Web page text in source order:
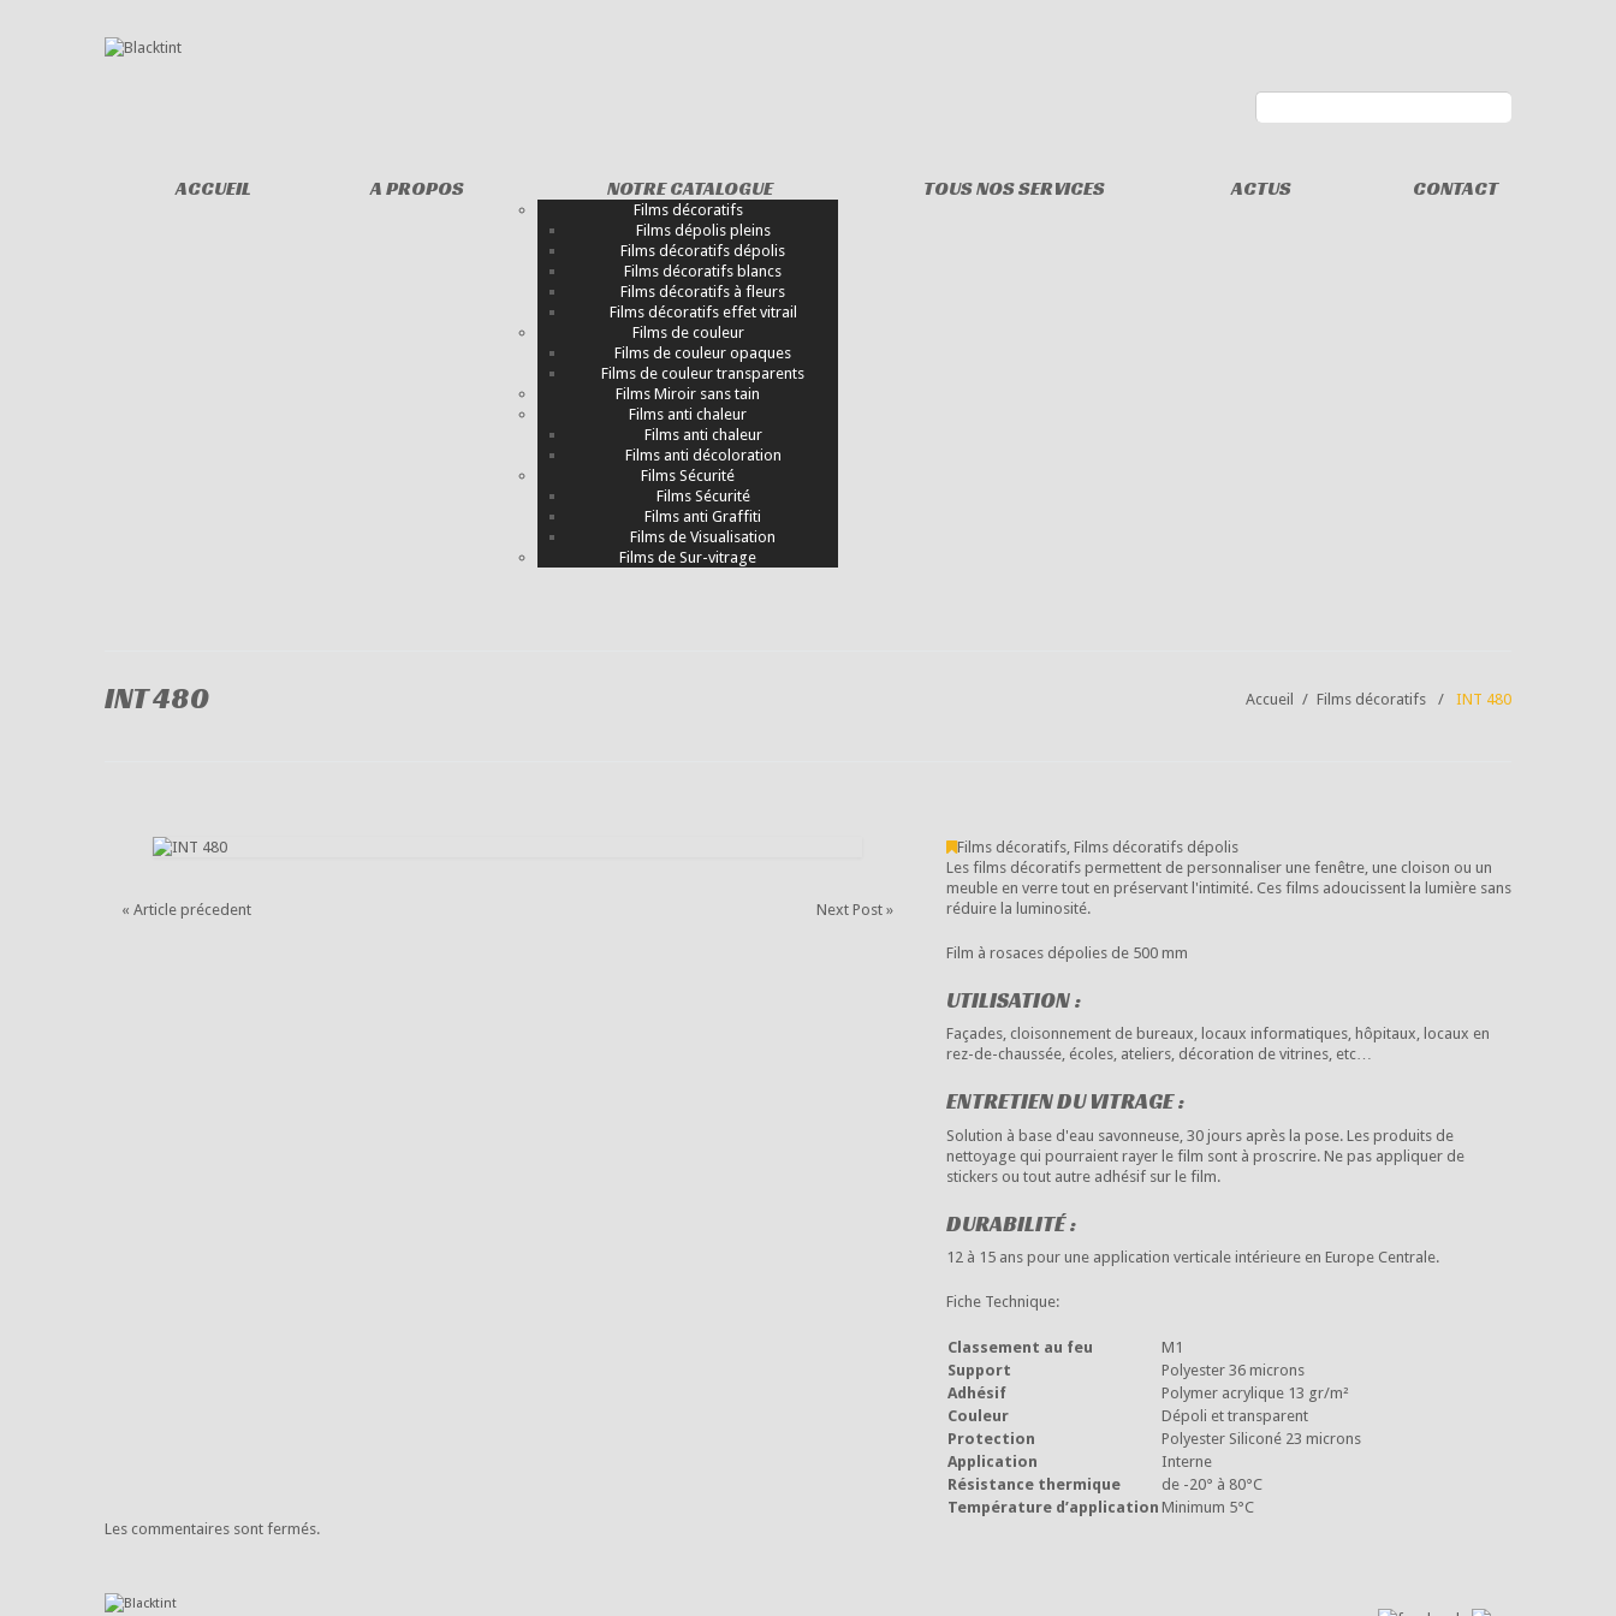
ACCUEIL A PROPOS NOTRE CATALOGUE
Films décoratifs
Films dépolis pleins
Films décoratifs dépolis
Films décoratifs blancs
Films décoratifs à fleurs
Films décoratifs effet vitrail
Films de couleur
Films de couleur opaques
Films de couleur transparents
Films Miroir sans tain
Films anti chaleur
Films anti chaleur
Films anti décoloration
Films Sécurité
Films Sécurité
Films anti Graffiti
Films de Visualisation
Films de Sur-vitrage
TOUS NOS SERVICES ACTUS CONTACT
INT 480 Accueil Films décoratifs INT 480
« Article précedent Next Post »
Films décoratifs Films décoratifs dépolis
Les films décoratifs permettent de personnaliser une fenêtre, une cloison ou un
meuble en verre tout en préservant l'intimité. Ces films adoucissent la lumière sans
réduire la luminosité.
Film à rosaces dépolies de 500 mm
UTILISATION :
Façades, cloisonnement de bureaux, locaux informatiques, hôpitaux, locaux en
rez-de-chaussée, écoles, ateliers, décoration de vitrines, etc…
ENTRETIEN DU VITRAGE :
Solution à base d'eau savonneuse, 30 jours après la pose. Les produits de
nettoyage qui pourraient rayer le film sont à proscrire. Ne pas appliquer de
stickers ou tout autre adhésif sur le film.
DURABILITÉ :
12 à 15 ans pour une application verticale intérieure en Europe Centrale.
Fiche Technique:
Classement au feu
M1
Support
Polyester 36 microns
Adhésif
Polymer acrylique 13 gr/m²
Couleur
Dépoli et transparent
Protection
Polyester Siliconé 23 microns
Application
Interne
Résistance thermique
de -20° à 80°C
Température d’application Minimum 5°C
Les commentaires sont fermés.